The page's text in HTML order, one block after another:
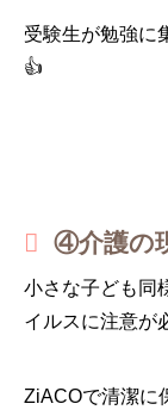
受験生が勉強に
👍
④介護の
小さな子ども同
イルスに注意が
ZiACOで清潔に